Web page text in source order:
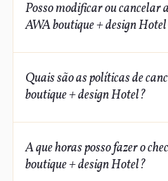
Hotel
15% de
Posso modificar ou cancelar
AWA boutique + design
cancelar a sua reserva
Quais são as políticas de
boutique + design Hotel?
De março a dezembro:
A que horas posso fazer o
boutique + design Hotel?